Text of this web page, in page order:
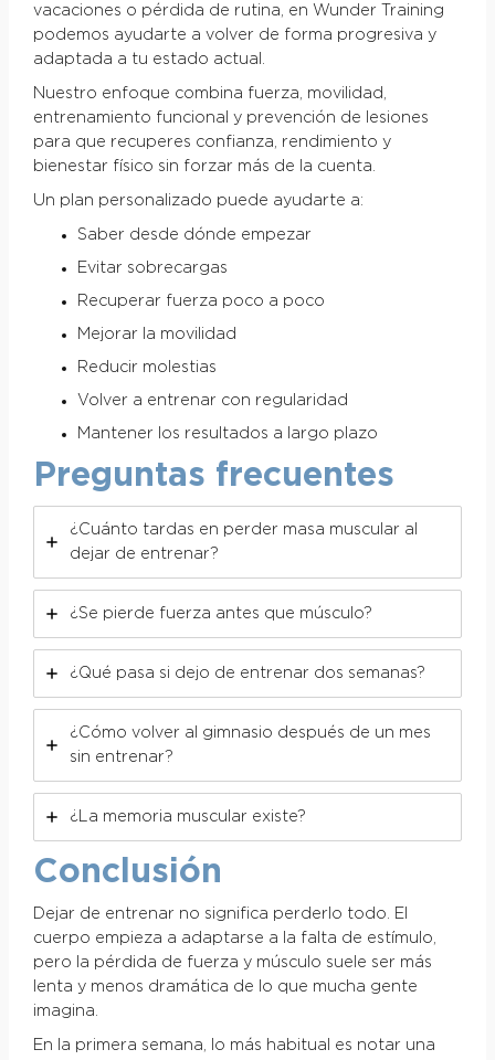
vacaciones o pérdida de rutina, en Wunder Training
podemos ayudarte a volver de forma progresiva y
adaptada a tu estado actual.
Nuestro enfoque combina fuerza, movilidad,
entrenamiento funcional y prevención de lesiones
para que recuperes confianza, rendimiento y
bienestar físico sin forzar más de la cuenta.
Un plan personalizado puede ayudarte a:
Saber desde dónde empezar
Evitar sobrecargas
Recuperar fuerza poco a poco
Mejorar la movilidad
Reducir molestias
Volver a entrenar con regularidad
Mantener los resultados a largo plazo
Preguntas frecuentes
¿Cuánto tardas en perder masa muscular al
dejar de entrenar?
¿Se pierde fuerza antes que músculo?
¿Qué pasa si dejo de entrenar dos semanas?
¿Cómo volver al gimnasio después de un mes
sin entrenar?
¿La memoria muscular existe?
Conclusión
Dejar de entrenar no significa perderlo todo. El
cuerpo empieza a adaptarse a la falta de estímulo,
pero la pérdida de fuerza y músculo suele ser más
lenta y menos dramática de lo que mucha gente
imagina.
En la primera semana, lo más habitual es notar una